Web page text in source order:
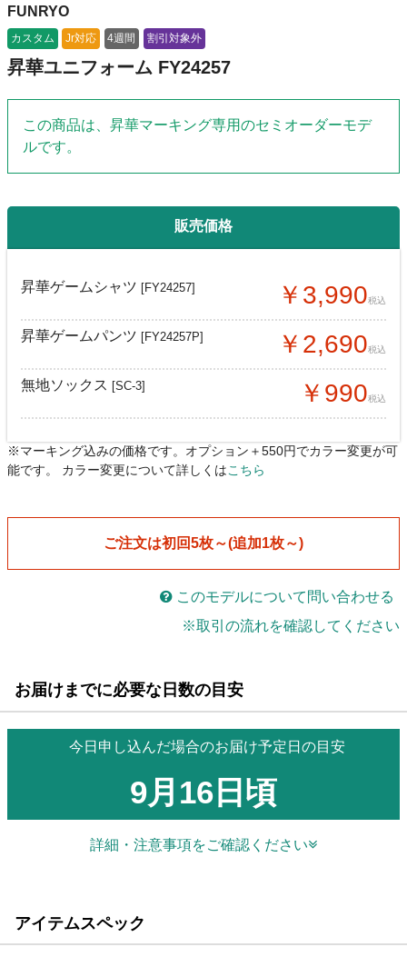
FUNRYO
カスタム Jr対応 4週間 割引対象外
昇華ユニフォーム FY24257
この商品は、昇華マーキング専用のセミオーダーモデ
ルです。
販売価格
昇華ゲームシャツ [FY24257] ￥3,990税込
昇華ゲームパンツ [FY24257P] ￥2,690税込
無地ソックス [SC-3] ￥990税込
※マーキング込みの価格です。オプション＋550円でカラー変更が可
能です。 カラー変更について詳しくはこちら
ご注文は初回5枚～(追加1枚～)
このモデルについて問い合わせる
※取引の流れを確認してください
お届けまでに必要な日数の目安
今日申し込んだ場合のお届け予定日の目安
9月16日頃
詳細・注意事項をご確認ください
アイテムスペック